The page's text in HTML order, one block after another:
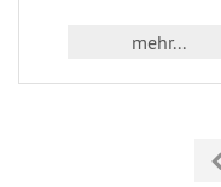
mehr...